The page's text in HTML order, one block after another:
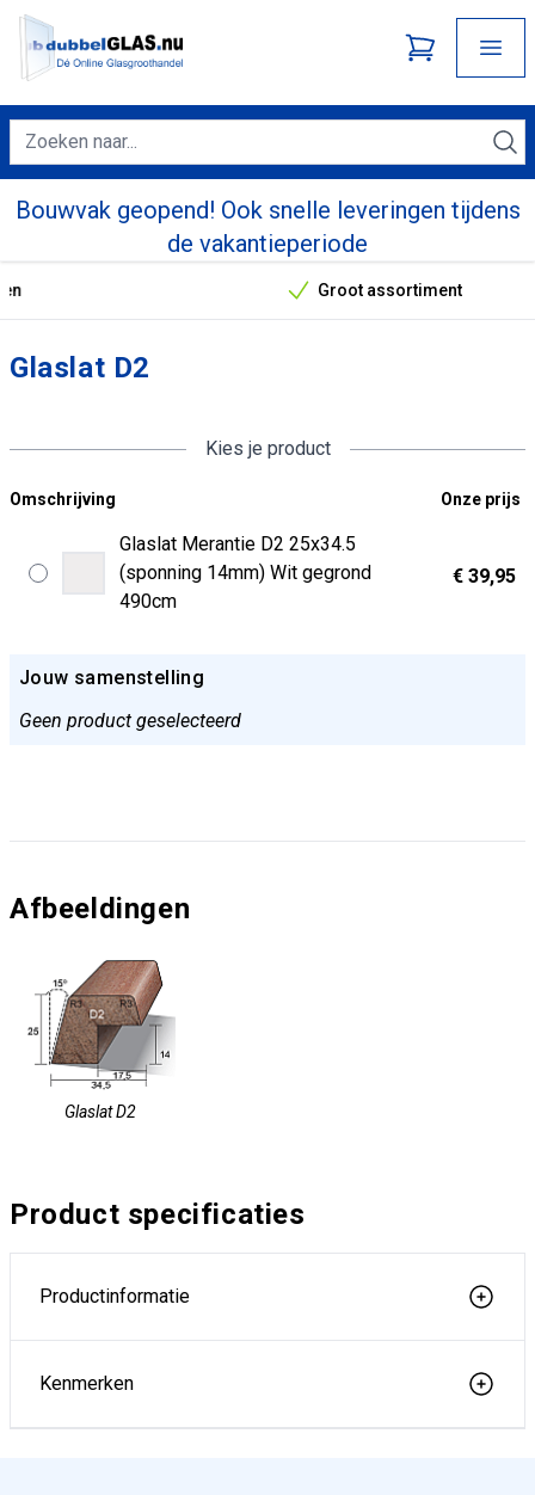
Bouwvak geopend! Ook snelle leveringen tijdens
de vakantieperiode
Onze unieke verkoopargumenten
Groot assortiment
Glaslat D2
Kies je product
Omschrijving Onze prijs
Glaslat Merantie D2 25x34.5
(sponning 14mm) Wit gegrond
490cm
€ 39,95
Jouw samenstelling
Geen product geselecteerd
Afbeeldingen
Glaslat D2
Product specificaties
Productinformatie
Kenmerken